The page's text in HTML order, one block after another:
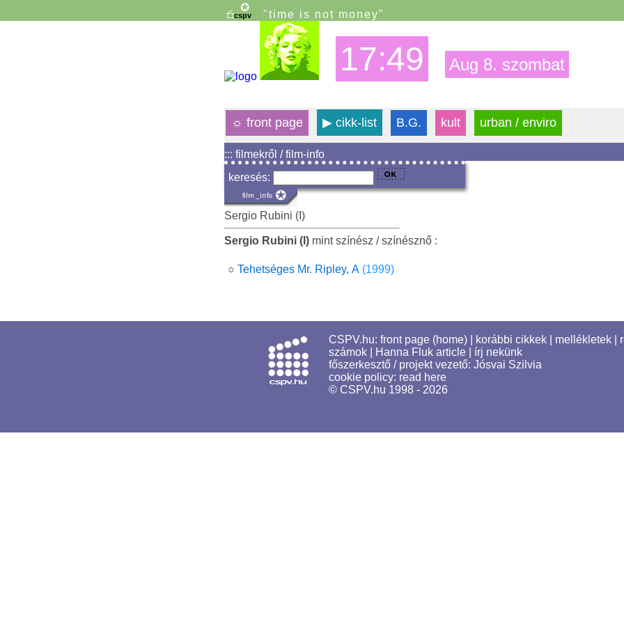
"time is not money"
17:49 Aug 8. szombat
☼ front page ▶ cikk-list B.G. kult urban / enviro
::: filmekről / film-info
keresés:
Sergio Rubini (I)
Sergio Rubini (I) mint színész / színésznő :
○ Tehetséges Mr. Ripley, A (1999)
CSPV.hu: front page (home) korábbi cikkek mellékletek
számok
Hanna Fluk article
írj nekünk
főszerkesztő / projekt vezető: Jósvai Szilvia
cookie policy: read here
© CSPV.hu 1998 - 2026